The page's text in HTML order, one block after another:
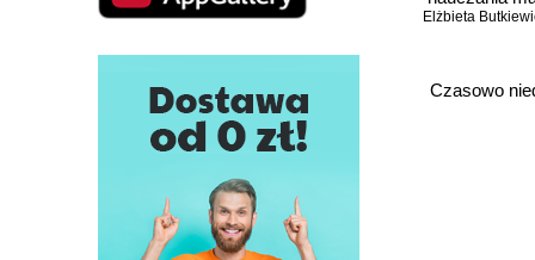
w
Elżbieta
Czasowo